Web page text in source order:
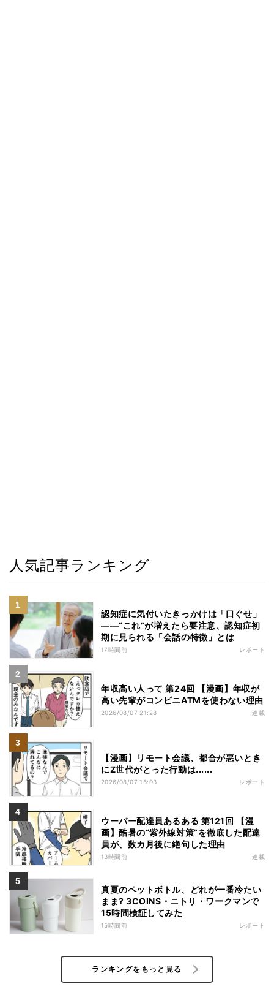
人気記事ランキング
認知症に気付いたきっかけは「口ぐせ」
――“これ”が増えたら要注意、認知症初
期に見られる「会話の特徴」とは
17時間前 レポート
年収高い人って 第24回 【漫画】年収が
高い先輩がコンビニATMを使わない理由
2026/08/07 21:28 連載
【漫画】リモート会議、都合が悪いとき
にZ世代がとった行動は......
2026/08/07 16:03 レポート
ウーバー配達員あるある 第121回 【漫
画】酷暑の“紫外線対策”を徹底した配達
員が、数カ月後に絶句した理由
13時間前 連載
真夏のペットボトル、どれが一番冷たい
まま? 3COINS・ニトリ・ワークマンで
15時間検証してみた
15時間前 レポート
ランキングをもっと見る